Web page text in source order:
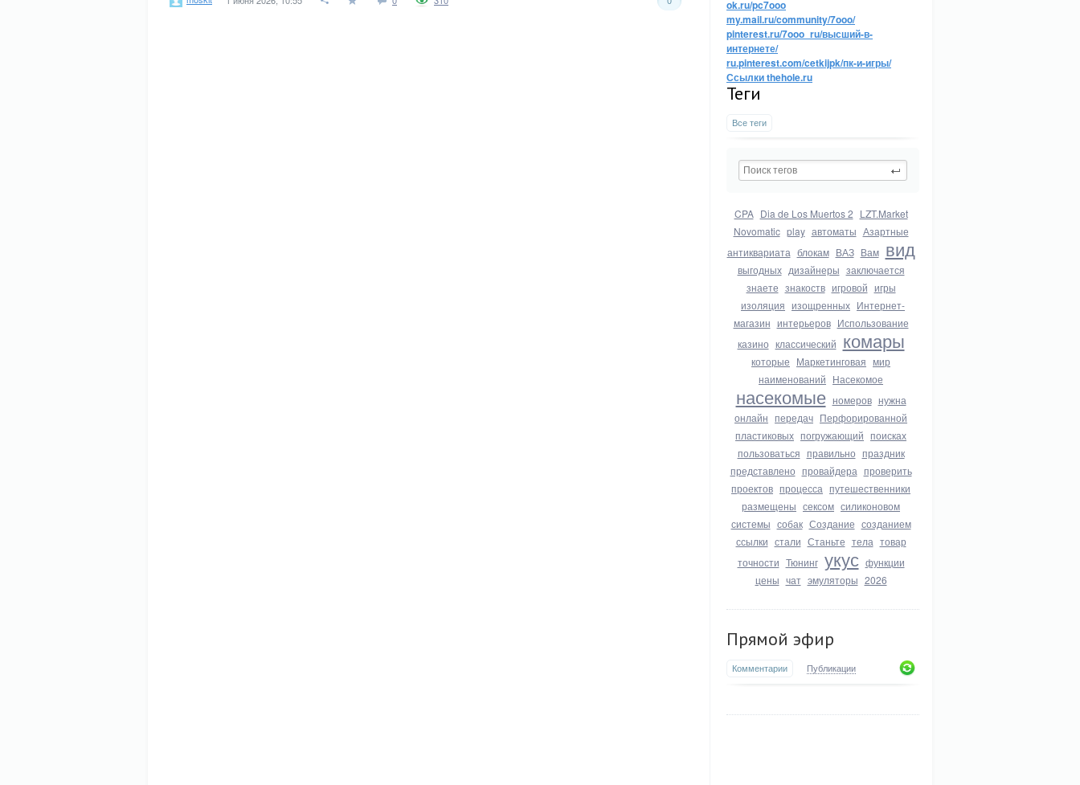
ok.ru/pc7ooo
my.mail.ru/community/7ooo/
pinterest.ru/7ooo_ru/высший-в-
интернете/
ru.pinterest.com/cetkijpk/пк-и-игры/
Ссылки thehole.ru
Теги
Все теги
CPA Dia de Los Muertos 2 LZT.Market
Novomatic play автоматы Азартные
антиквариата блокам ВАЗ Вам вид
выгодных дизайнеры заключается
знаете знакоств игровой игры
изоляция изощренных Интернет-
магазин интерьеров Использование
казино классический комары
которые Маркетинговая мир
наименований Насекомое
насекомые номеров нужна
онлайн передач Перфорированной
пластиковых погружающий поисках
пользоваться правильно праздник
представлено провайдера проверить
проектов процесса путешественники
размещены сексом силиконовом
системы собак Создание созданием
ссылки стали Станьте тела товар
точности Тюнинг укус функции
цены чат эмуляторы 2026
Прямой эфир
Комментарии Публикации